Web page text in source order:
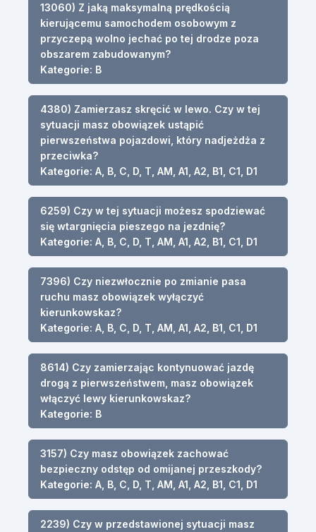
13060) Z jaką maksymalną prędkością
kierującemu samochodem osobowym z
przyczepą wolno jechać po tej drodze poza
obszarem zabudowanym?
Kategorie: B
4380) Zamierzasz skręcić w lewo. Czy w tej
sytuacji masz obowiązek ustąpić
pierwszeństwa pojazdowi, który nadjeżdża z
przeciwka?
Kategorie: A, B, C, D, T, AM, A1, A2, B1, C1, D1
6259) Czy w tej sytuacji możesz spodziewać
się wtargnięcia pieszego na jezdnię?
Kategorie: A, B, C, D, T, AM, A1, A2, B1, C1, D1
7396) Czy niezwłocznie po zmianie pasa
ruchu masz obowiązek wyłączyć
kierunkowskaz?
Kategorie: A, B, C, D, T, AM, A1, A2, B1, C1, D1
8614) Czy zamierzając kontynuować jazdę
drogą z pierwszeństwem, masz obowiązek
włączyć lewy kierunkowskaz?
Kategorie: B
3157) Czy masz obowiązek zachować
bezpieczny odstęp od omijanej przeszkody?
Kategorie: A, B, C, D, T, AM, A1, A2, B1, C1, D1
2239) Czy w przedstawionej sytuacji masz